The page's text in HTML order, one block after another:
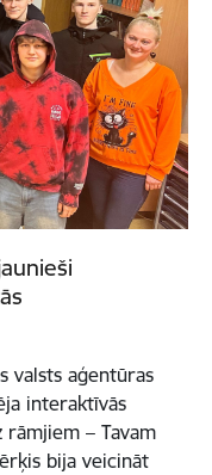
valsts aģentūras
interaktīvās
rāmjiem – Tavam
bija veicināt